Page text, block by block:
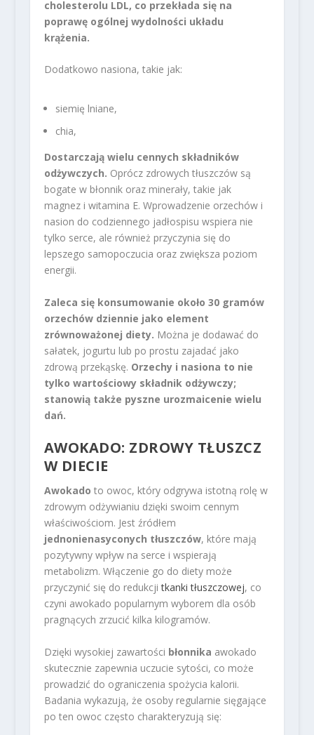
cholesterolu LDL, co przekłada się na
poprawę ogólnej wydolności układu
krążenia.
Dodatkowo nasiona, takie jak:
siemię lniane,
chia,
Dostarczają wielu cennych składników
odżywczych. Oprócz zdrowych tłuszczów są
bogate w błonnik oraz minerały, takie jak
magnez i witamina E. Wprowadzenie orzechów i
nasion do codziennego jadłospisu wspiera nie
tylko serce, ale również przyczynia się do
lepszego samopoczucia oraz zwiększa poziom
energii.
Zaleca się konsumowanie około 30 gramów
orzechów dziennie jako element
zrównoważonej diety. Można je dodawać do
sałatek, jogurtu lub po prostu zajadać jako
zdrową przekąskę. Orzechy i nasiona to nie
tylko wartościowy składnik odżywczy;
stanowią także pyszne urozmaicenie wielu
dań.
AWOKADO: ZDROWY TŁUSZCZ
W DIECIE
Awokado to owoc, który odgrywa istotną rolę w
zdrowym odżywianiu dzięki swoim cennym
właściwościom. Jest źródłem
jednonienasyconych tłuszczów, które mają
pozytywny wpływ na serce i wspierają
metabolizm. Włączenie go do diety może
przyczynić się do redukcjitkanki tłuszczowej, co
czyni awokado popularnym wyborem dla osób
pragnących zrzucić kilka kilogramów.
Dzięki wysokiej zawartości błonnika awokado
skutecznie zapewnia uczucie sytości, co może
prowadzić do ograniczenia spożycia kalorii.
Badania wykazują, że osoby regularnie sięgające
po ten owoc często charakteryzują się: